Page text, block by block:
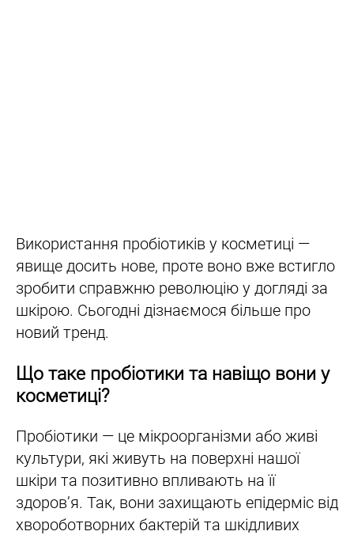
Використання пробіотиків у косметиці —
явище досить нове, проте воно вже встигло
зробити справжню революцію у догляді за
шкірою. Сьогодні дізнаємося більше про
новий тренд.
Що таке пробіотики та навіщо вони у
косметиці?
Пробіотики — це мікроорганізми або живі
культури, які живуть на поверхні нашої
шкіри та позитивно впливають на її
здоров’я. Так, вони захищають епідерміс від
хвороботворних бактерій та шкідливих